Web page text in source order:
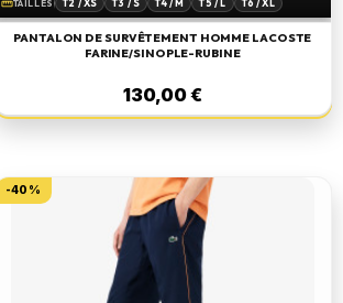
straightenTAILLES T2 / XS T3 / S T4 / M T5 / L T6 / XL
PANTALON DE SURVÊTEMENT HOMME LACOSTE
FARINE/SINOPLE-RUBINE
130,00 €
-40%